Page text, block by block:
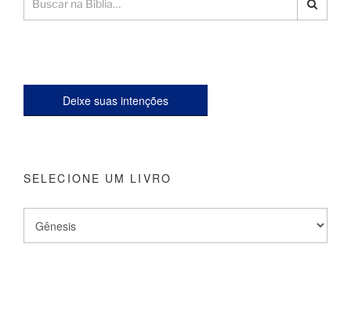
Deixe suas intenções
SELECIONE UM LIVRO